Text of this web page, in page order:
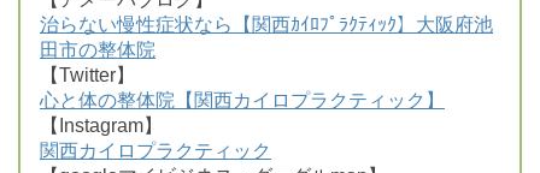
治らない慢性症状なら【関西ｶｲﾛﾌﾟﾗｸﾃｨｯｸ】大阪府池
田市の整体院
【Twitter】
心と体の整体院【関西カイロプラクティック】
【Instagram】
関西カイロプラクティック